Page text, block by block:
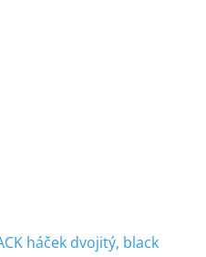
háček dvojitý, black